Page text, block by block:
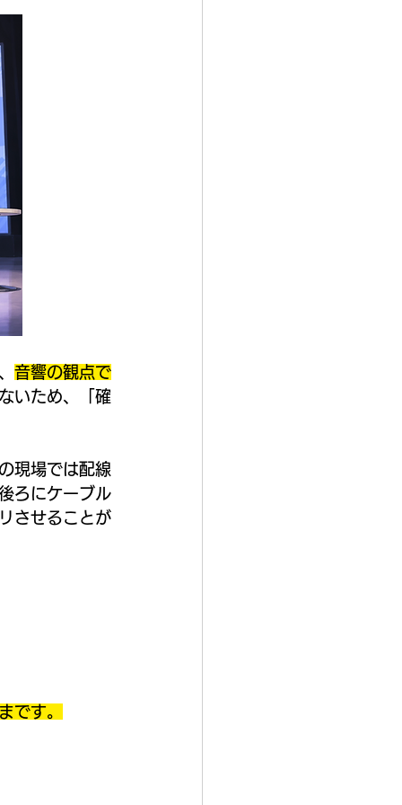
音響の観点で
いため、「確
現場では配線
ろにケーブル
させることが
です。